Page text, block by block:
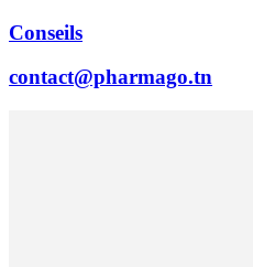
Conseils
contact@pharmago.tn